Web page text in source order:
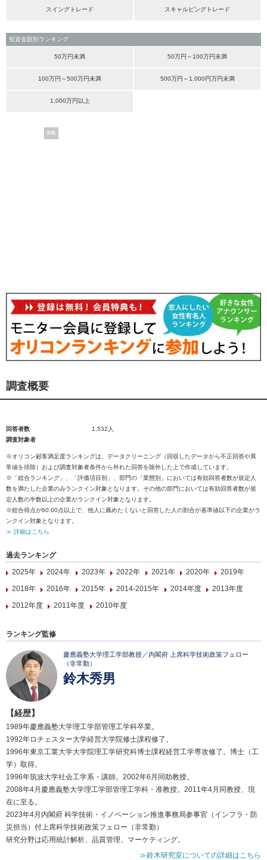
スイングトレード スキャルピングトレード
投資金額別ランキング
50万円未満 50万円～100万円未満
100万円～500万円未満 500万円～1,000円万円未満
1,000万円以上
PR
調査概要
回答者数
1,532人
調査対象者
※オリコン顧客満足度ランキングは、データクリーニング（回収したデータから不正回答や異
常値を排除）および調査対象者条件から外れた回答を除外した上で作成しています。
※「総合ランキング」、「評価項目別」、部門の「業態別」においては有効回答者数が規定人
数を満たした企業のみランクイン対象となります。その他の部門においては有効回答者数が規
定人数の半数以上の企業がランクイン対象となります。
※総合得点が60.00点以上で、他人に薦めたくないと回答した人の割合が基準値以下の企業がラ
ンクイン対象となります。
≫ 詳細はこちら
過去ランキング
2025年
2024年 2023年 2022年 2021年 2020年
2019年
2018年
2016年 2015年 2014-2015年 2014年度
2013年度
2012年度
2011年度 2010年度
ランキング監修
慶應義塾大学理工学部教授／内閣府 上席科学技術政策フェロー
（非常勤）
鈴木秀男
【経歴】
1989年慶應義塾大学理工学部管理工学科卒業。
1992年ロチェスター大学経営大学院修士課程修了。
1996年東京工業大学大学院理工学研究科博士課程経営工学専攻修了。博士（工
学）取得。
1996年筑波大学社会工学系・講師。2002年6月同助教授。
2008年4月慶應義塾大学理工学部管理工学科・准教授。2011年4月同教授、現
在に至る。
2023年4月内閣府 科学技術・イノベーション推進事務局参事官（インフラ・防
災担当）付上席科学技術政策フェロー（非常勤）
研究分野は応用統計解析、品質管理、マーケティング。
≫鈴木研究室についての詳細はこちら